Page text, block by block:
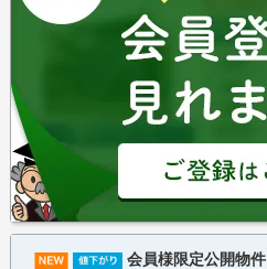
会員様限定公開物件